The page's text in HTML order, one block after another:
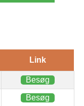
Link
Besøg
Besøg